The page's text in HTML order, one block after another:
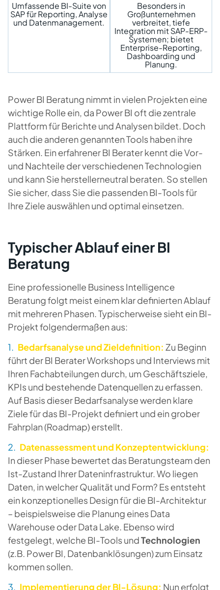
Umfassende BI-Suite von
SAP für Reporting, Analyse
und Datenmanagement.
Besonders in
Großunternehmen
verbreitet, tiefe
Integration mit SAP-ERP-
Systemen; bietet
Enterprise-Reporting,
Dashboarding und
Planung.
Power BI Beratung nimmt in vielen Projekten eine
wichtige Rolle ein, da Power BI oft die zentrale
Plattform für Berichte und Analysen bildet. Doch
auch die anderen genannten Tools haben ihre
Stärken. Ein erfahrener BI Berater kennt die Vor-
und Nachteile der verschiedenen Technologien
und kann Sie herstellerneutral beraten. So stellen
Sie sicher, dass Sie die passenden BI-Tools für
Ihre Ziele auswählen und optimal einsetzen.
Typischer Ablauf einer BI
Beratung
Eine professionelle Business Intelligence
Beratung folgt meist einem klar definierten Ablauf
mit mehreren Phasen. Typischerweise sieht ein BI-
Projekt folgendermaßen aus:
Bedarfsanalyse und Zieldefinition: Zu Beginn
führt der BI Berater Workshops und Interviews mit
Ihren Fachabteilungen durch, um Geschäftsziele,
KPIs und bestehende Datenquellen zu erfassen.
Auf Basis dieser Bedarfsanalyse werden klare
Ziele für das BI-Projekt definiert und ein grober
Fahrplan (Roadmap) erstellt.
Datenassessment und Konzeptentwicklung:
In dieser Phase bewertet das Beratungsteam den
Ist-Zustand Ihrer Dateninfrastruktur. Wo liegen
Daten, in welcher Qualität und Form? Es entsteht
ein konzeptionelles Design für die BI-Architektur
– beispielsweise die Planung eines Data
Warehouse oder Data Lake. Ebenso wird
festgelegt, welche BI-Tools undTechnologien
(z.B. Power BI, Datenbanklösungen) zum Einsatz
kommen sollen.
Implementierung der BI-Lösung: Nun erfolgt